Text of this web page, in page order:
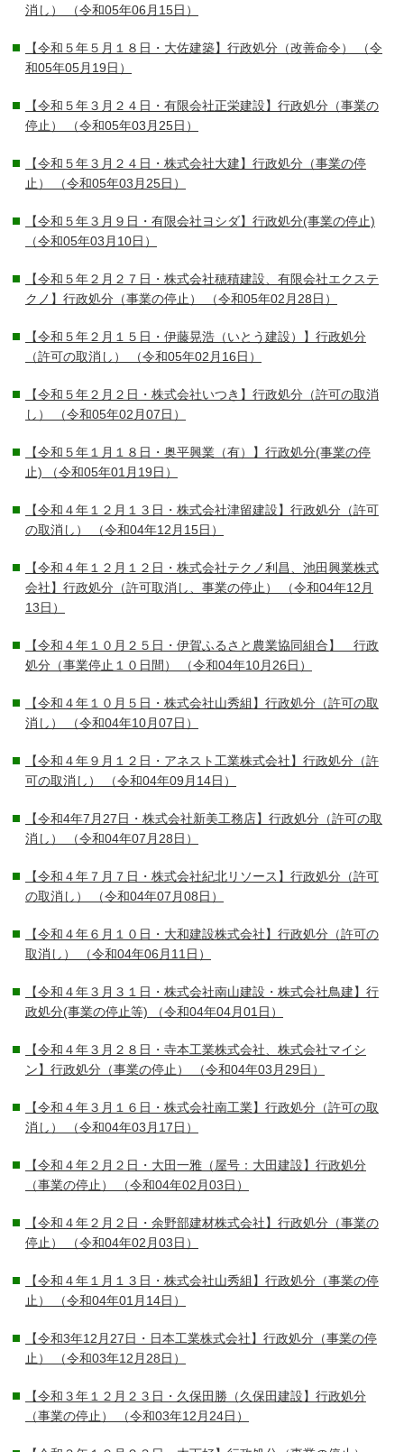
消し） （令和05年06月15日）
【令和５年５月１８日・大佐建築】行政処分（改善命令）
（令
和05年05月19日）
【令和５年３月２４日・有限会社正栄建設】行政処分（事業の
停止）
（令和05年03月25日）
【令和５年３月２４日・株式会社大建】行政処分（事業の停
止）
（令和05年03月25日）
【令和５年３月９日・有限会社ヨシダ】行政処分(事業の停止)
（令和05年03月10日）
【令和５年２月２７日・株式会社穂積建設、有限会社エクステ
クノ】行政処分（事業の停止）
（令和05年02月28日）
【令和５年２月１５日・伊藤晃浩（いとう建設）】行政処分
（許可の取消し）
（令和05年02月16日）
【令和５年２月２日・株式会社いつき】行政処分（許可の取消
し）
（令和05年02月07日）
【令和５年１月１８日・奥平興業（有）】行政処分(事業の停
止) （令和05年01月19日）
【令和４年１２月１３日・株式会社津留建設】行政処分（許可
の取消し）
（令和04年12月15日）
【令和４年１２月１２日・株式会社テクノ利昌、池田興業株式
会社】行政処分（許可取消し、事業の停止）
（令和04年12月
13日）
【令和４年１０月２５日・伊賀ふるさと農業協同組合】 行政
処分（事業停止１０日間）
（令和04年10月26日）
【令和４年１０月５日・株式会社山秀組】行政処分（許可の取
消し）
（令和04年10月07日）
【令和４年９月１２日・アネスト工業株式会社】行政処分（許
可の取消し）
（令和04年09月14日）
【令和4年7月27日・株式会社新美工務店】行政処分（許可の取
消し）
（令和04年07月28日）
【令和４年７月７日・株式会社紀北リソース】行政処分（許可
の取消し）
（令和04年07月08日）
【令和４年６月１０日・大和建設株式会社】行政処分（許可の
取消し）
（令和04年06月11日）
【令和４年３月３１日・株式会社南山建設・株式会社鳥建】行
政処分(事業の停止等) （令和04年04月01日）
【令和４年３月２８日・寺本工業株式会社、株式会社マイシ
ン】行政処分（事業の停止）
（令和04年03月29日）
【令和４年３月１６日・株式会社南工業】行政処分（許可の取
消し）
（令和04年03月17日）
【令和４年２月２日・大田一雅（屋号：大田建設】行政処分
（事業の停止）
（令和04年02月03日）
【令和４年２月２日・余野部建材株式会社】行政処分（事業の
停止）
（令和04年02月03日）
【令和４年１月１３日・株式会社山秀組】行政処分（事業の停
止）
（令和04年01月14日）
【令和3年12月27日・日本工業株式会社】行政処分（事業の停
止）
（令和03年12月28日）
【令和３年１２月２３日・久保田勝（久保田建設】行政処分
（事業の停止）
（令和03年12月24日）